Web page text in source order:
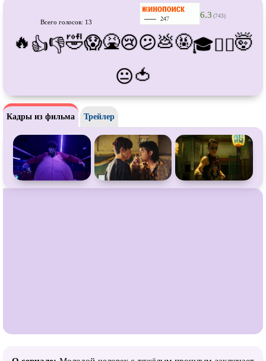
Про танцы
Про тюрьму Про футбол
Про хакеров Про хоккей ифигурное
Про Юристов и
Роуд-муви
Ситком Слэшер
Стимпанк Сцены собнажённой натурой
Турецкий сериал Чёрная комедия
Всего голосов: 13
6.3 (743)
🔥 👍👎🤣😱🤮😢😕💩🤬🎓😵‍💫🤯
😐🍅
Кадры из фильма Трейлер